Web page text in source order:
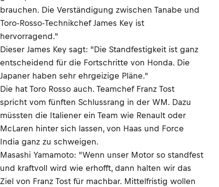
brauchen. Die Verständigung zwischen Tanabe und
Toro-Rosso-Technikchef James Key ist
hervorragend."
Dieser James Key sagt: "Die Standfestigkeit ist ganz
entscheidend für die Fortschritte von Honda. Die
Japaner haben sehr ehrgeizige Pläne."
Die hat Toro Rosso auch. Teamchef Franz Tost
spricht vom fünften Schlussrang in der WM. Dazu
müssten die Italiener ein Team wie Renault oder
McLaren hinter sich lassen, von Haas und Force
India ganz zu schweigen.
Masashi Yamamoto: "Wenn unser Motor so standfest
und kraftvoll wird wie erhofft, dann halten wir das
Ziel von Franz Tost für machbar. Mittelfristig wollen